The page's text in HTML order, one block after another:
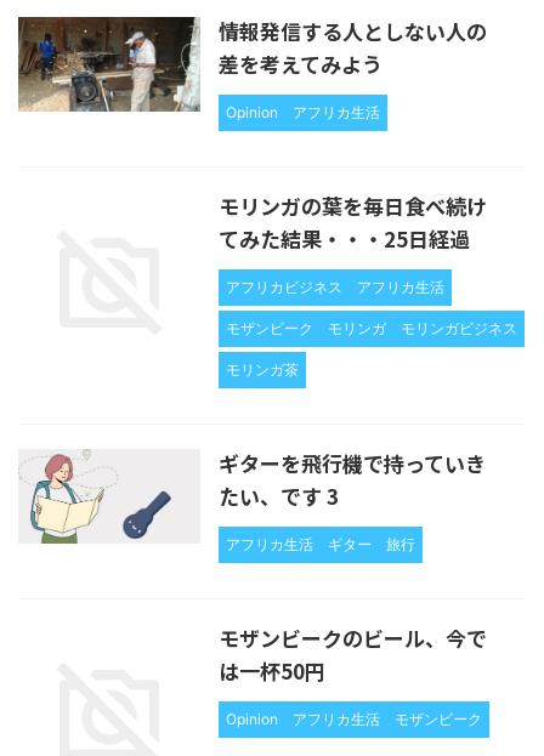
情報発信する人としない人の
差を考えてみよう
Opinion アフリカ生活
モリンガの葉を毎日食べ続け
てみた結果・・・25日経過
アフリカビジネス アフリカ生活
モザンビーク モリンガ モリンガビジネス
モリンガ茶
ギターを飛行機で持っていき
たい、です 3
アフリカ生活 ギター 旅行
モザンビークのビール、今で
は一杯50円
Opinion アフリカ生活 モザンビーク